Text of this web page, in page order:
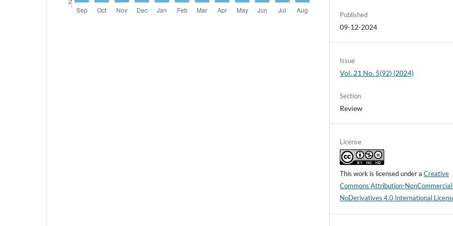
Published
09-12-2024
Issue
Vol. 21 No. 5(92) (2024)
Section
Review
License
This work is licensed under aCreative
Commons Attribution-
NoDerivatives 4.0 International